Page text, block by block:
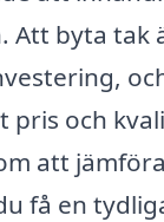
Att byta tak
pris och
att
få en